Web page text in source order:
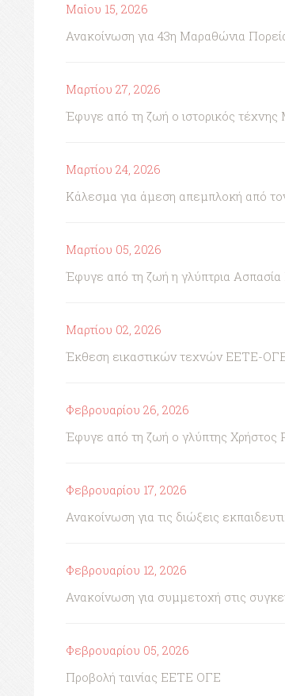
Μαΐου 15, 2026
Ανακοίνωση για 43η Μαραθώνια
Μαρτίου 27, 2026
Έφυγε από τη ζωή ο ιστορικός
Μαρτίου 24, 2026
Κάλεσμα για άμεση απεμπλοκή από
Μαρτίου 05, 2026
Έφυγε από τη ζωή η γλύπτρια
Μαρτίου 02, 2026
Έκθεση εικαστικών τεχνών ΕΕΤΕ-ΟΓΕ
Φεβρουαρίου 26, 2026
Έφυγε από τη ζωή ο γλύπτης Χρήστος
Φεβρουαρίου 17, 2026
Ανακοίνωση για τις διώξεις
Φεβρουαρίου 12, 2026
Ανακοίνωση για συμμετοχή στις
Φεβρουαρίου 05, 2026
Προβολή ταινίας ΕΕΤΕ ΟΓΕ